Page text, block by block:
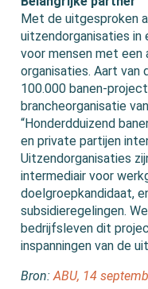
Met de uitgesproken
uitzendorganisaties in
voor mensen met een
organisaties. Aart van
100.000 banen-
brancheorganisatie
“Honderdduizend
en private partijen
Uitzendorganisaties
intermediair voor
doelgroepkandidaat,
subsidieregelingen.
bedrijfsleven dit
inspanningen van de
Bron:ABU, 14